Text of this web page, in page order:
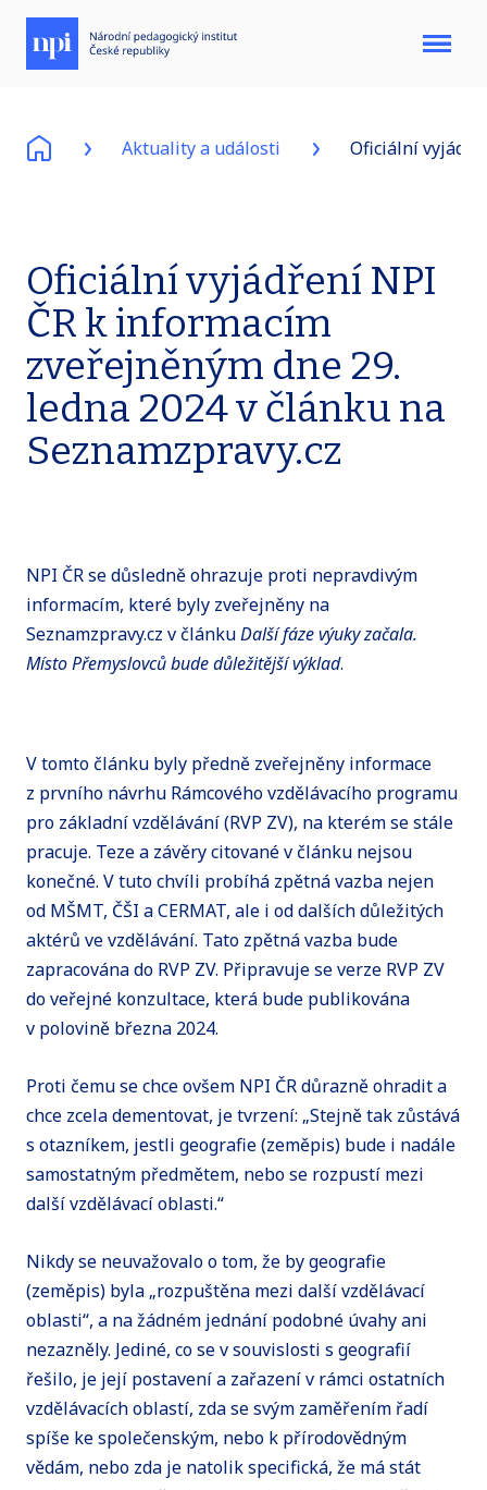
Menu
Aktuality a události Oficiální
Oficiální vyjádření NPI
ČR k informacím
zveřejněným dne 29.
ledna 2024 v článku na
Seznamzpravy.cz
NPI ČR se důsledně ohrazuje proti nepravdivým
informacím, které byly zveřejněny na
Seznamzpravy.cz v článkuDalší fáze výuky začala.
Místo Přemyslovců bude důležitější výklad.
V tomto článku byly předně zveřejněny informace
z prvního návrhu Rámcového vzdělávacího programu
pro základní vzdělávání (RVP ZV), na kterém se stále
pracuje. Teze a závěry citované v článku nejsou
konečné. V tuto chvíli probíhá zpětná vazba nejen
od MŠMT, ČŠI a CERMAT, ale i od dalších důležitých
aktérů ve vzdělávání. Tato zpětná vazba bude
zapracována do RVP ZV. Připravuje se verze RVP ZV
do veřejné konzultace, která bude publikována
v polovině března 2024.
Proti čemu se chce ovšem NPI ČR důrazně ohradit a
chce zcela dementovat, je tvrzení: „Stejně tak zůstává
s otazníkem, jestli geografie (zeměpis) bude i nadále
samostatným předmětem, nebo se rozpustí mezi
další vzdělávací oblasti.“
Nikdy se neuvažovalo o tom, že by geografie
(zeměpis) byla „rozpuštěna mezi další vzdělávací
oblasti“, a na žádném jednání podobné úvahy ani
nezazněly. Jediné, co se v souvislosti s geografií
řešilo, je její postavení a zařazení v rámci ostatních
vzdělávacích oblastí, zda se svým zaměřením řadí
spíše ke společenským, nebo k přírodovědným
vědám, nebo zda je natolik specifická, že má stát